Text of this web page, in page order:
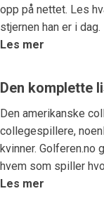
opp på nettet. Les
stjernen han er i dag.
Les mer
Den komplette
Den amerikanske
collegespillere,
kvinner.
hvem som spiller
Les mer